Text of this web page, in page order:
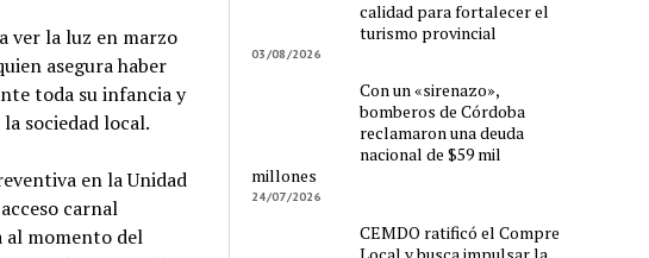
ver la luz en marzo
asegura haber
toda su infancia y
sociedad local.
en la Unidad
carnal
al momento del
calidad para fortalecer el
turismo provincial
03/08/2026
Con un «sirenazo»,
bomberos de Córdoba
reclamaron una deuda
nacional de $59 mil
millones
24/07/2026
CEMDO ratificó el Compre
Local y busca impulsar la